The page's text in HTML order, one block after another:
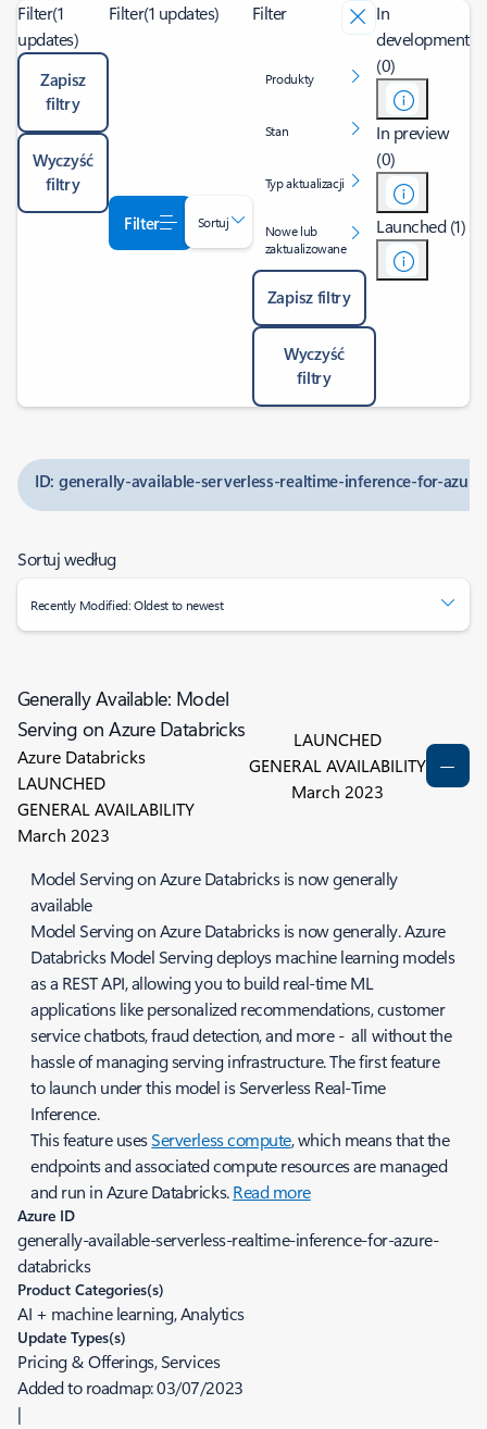
Filter(1
updates)
Zapisz
filtry
Wyczyść
filtry
Filter(1 updates)
Filter Sortuj
Filter
Produkty
Stan
Typ aktualizacji
Nowe lub
zaktualizowane
Zapisz filtry
Wyczyść
filtry
In
development
(0)
In preview
(0)
Launched (1)
ID: generally-available-serverless-realtime-inference-for-
Sortuj według
Recently Modified: Oldest to newest
Generally Available: Model
Serving on Azure Databricks
Azure Databricks
LAUNCHED
GENERAL AVAILABILITY
March 2023
LAUNCHED
GENERAL AVAILABILITY
March 2023
Model Serving on Azure Databricks is now generally
available
Model Serving on Azure Databricks is now generally. Azure
Databricks Model Serving deploys machine learning models
as a REST API, allowing you to build real-time ML
applications like personalized recommendations, customer
service chatbots, fraud detection, and more - all without the
hassle of managing serving infrastructure. The first feature
to launch under this model is Serverless Real-Time
Inference.
This feature usesServerless compute, which means that the
endpoints and associated compute resources are managed
and run in Azure Databricks.Read more
Azure ID
generally-available-serverless-realtime-inference-for-azure-
databricks
Product Categories(s)
AI + machine learning, Analytics
Update Types(s)
Pricing & Offerings, Services
Added to roadmap:03/07/2023
|